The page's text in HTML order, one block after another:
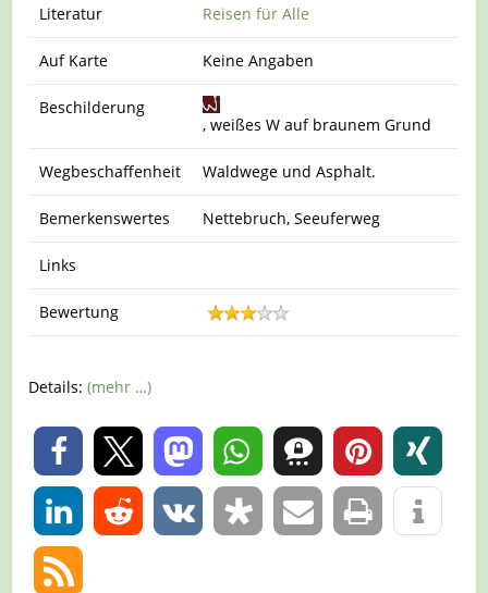
Literatur Reisen für Alle
Auf Karte Keine Angaben
Beschilderung
, weißes W auf braunem Grund
Wegbeschaffenheit Waldwege und Asphalt.
Bemerkenswertes Nettebruch, Seeuferweg
Links
Bewertung
Details:(mehr …)
0
0